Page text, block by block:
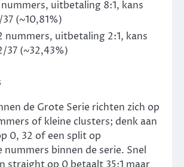
uitbetaling 8:1, kans
(~10,81%)
nummers, uitbetaling 2:1, kans
37 (~32,43%)
de Grote Serie richten zich op
of kleine clusters; denk aan
0, 32 of een split op
nummers binnen de serie. Snel